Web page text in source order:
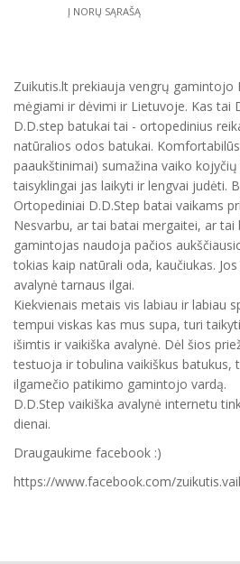
Į NORŲ SĄRAŠĄ
Zuikutis.lt prekiauja vengrų gamintojo
mėgiami ir dėvimi ir Lietuvoje. Kas tai
D.D.step batukai tai - ortopedinius
natūralios odos batukai.
paaukštinimai) sumažina vaiko
taisyklingai jas laikyti ir lengvai judėti.
Ortopediniai D.D.Step batai vaikams
Nesvarbu, ar tai batai mergaitei, ar tai
gamintojas naudoja pačios
tokias kaip natūrali oda, kaučiukas.
avalynė tarnaus ilgai.
Kiekvienais metais vis labiau ir labiau
tempui viskas kas mus supa, turi
išimtis ir vaikiška avalynė. Dėl šios
testuoja ir tobulina vaikiškus batukus,
ilgamečio patikimo gamintojo vardą.
D.D.Step vaikiška avalynė internetu
dienai.
Draugaukime facebook :)
https://www.facebook.com/